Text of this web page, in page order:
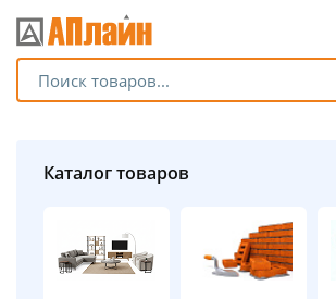
Каталог товаров
Разбейте
без переплат